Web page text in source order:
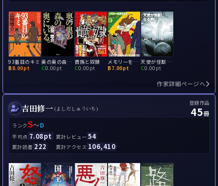
93番目のキミ
B8.00pt
奥の奥の森の奥に、いる。
C0.00pt
貴族と奴隷
C0.00pt
メモリーを消すまで
B7.00pt
天使が怪獣になる前に
C0.00pt
作家詳細ページへ
吉田修一 (よしだしゅういち)
登録作品
45冊
ランクS～D
平均点 7.08pt 累計レビュー 54
累計読書 222 累計アクセス 106,410